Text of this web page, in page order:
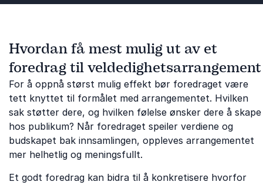
Hvordan få mest mulig ut av et
foredrag til veldedighetsarrangement
For å oppnå størst mulig effekt bør foredraget være
tett knyttet til formålet med arrangementet. Hvilken
sak støtter dere, og hvilken følelse ønsker dere å skape
hos publikum? Når foredraget speiler verdiene og
budskapet bak innsamlingen, oppleves arrangementet
mer helhetlig og meningsfullt.
Et godt foredrag kan bidra til å konkretisere hvorfor